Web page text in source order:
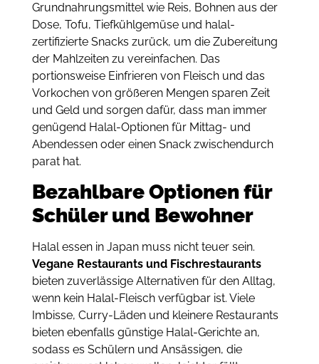
Grundnahrungsmittel wie Reis, Bohnen aus der
Dose, Tofu, Tiefkühlgemüse und halal-
zertifizierte Snacks zurück, um die Zubereitung
der Mahlzeiten zu vereinfachen. Das
portionsweise Einfrieren von Fleisch und das
Vorkochen von größeren Mengen sparen Zeit
und Geld und sorgen dafür, dass man immer
genügend Halal-Optionen für Mittag- und
Abendessen oder einen Snack zwischendurch
parat hat.
Bezahlbare Optionen für
Schüler und Bewohner
Halal essen in Japan muss nicht teuer sein.
Vegane Restaurants und Fischrestaurants
bieten zuverlässige Alternativen für den Alltag,
wenn kein Halal-Fleisch verfügbar ist. Viele
Imbisse, Curry-Läden und kleinere Restaurants
bieten ebenfalls günstige Halal-Gerichte an,
sodass es Schülern und Ansässigen, die